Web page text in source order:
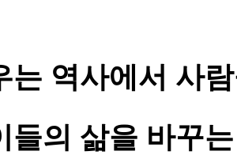
는 역사에서 사
들의 삶을 바꾸